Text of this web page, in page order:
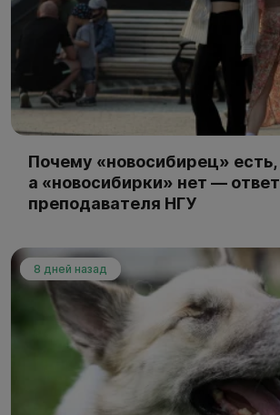
Почему «новосибирец» есть,
а «новосибирки» нет — ответ
преподавателя НГУ
8 дней назад